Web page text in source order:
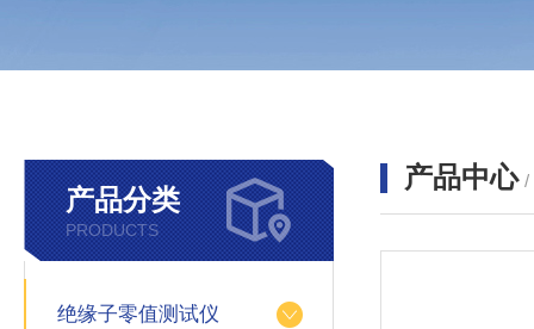
产品分类
PRODUCTS
绝缘子零值测试仪
产品中心 /